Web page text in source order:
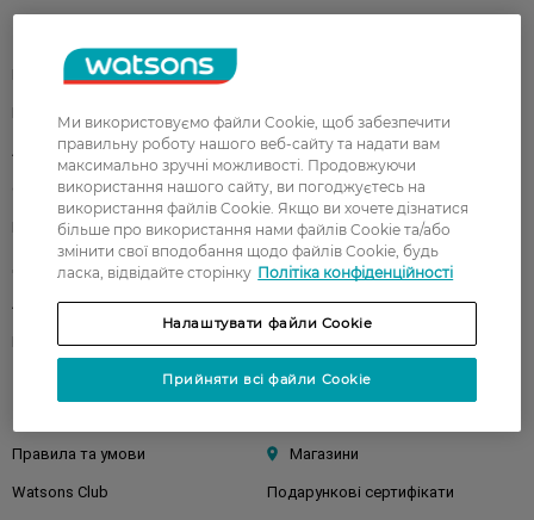
Корейска косметика
Парфуми Здоров'я
Акції Макіяж
Обличчя Тіло
Подарунки Діти
Волосся
Аксесуари Дерматокосметика
Бренди
Правила та умови Магазини
Watsons Club Подарункові сертифікати
Ми використовуємо файли Cookie, щоб забезпечити
правильну роботу нашого веб-сайту та надати вам
максимально зручні можливості. Продовжуючи
використання нашого сайту, ви погоджуєтесь на
використання файлів Cookie. Якщо ви хочете дізнатися
більше про використання нами файлів Cookie та/або
змінити свої вподобання щодо файлів Cookie, будь
ласка, відвідайте сторінку Політіка конфіденційності
Налаштувати файли Cookie
Прийняти всі файли Cookie